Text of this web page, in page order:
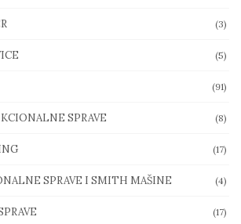
(3)
(5)
(91)
SPRAVE (8)
(17)
SPRAVE I SMITH MAŠINE (4)
(17)